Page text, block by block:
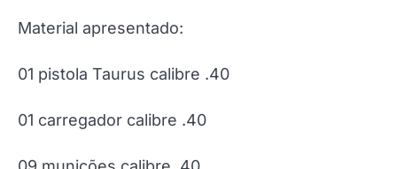
Material apresentado:
01 pistola Taurus calibre .40
01 carregador calibre .40